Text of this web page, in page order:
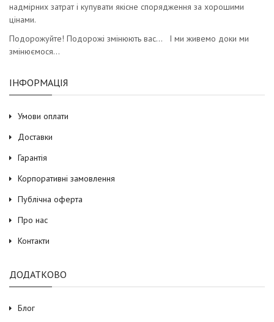
надмірних затрат і купувати якісне спорядження за хорошими
цінами.
Подорожуйте! Подорожі змінюють вас… І ми живемо доки ми
змінюємося…
ІНФОРМАЦІЯ
Умови оплати
Доставки
Гарантія
Корпоративні замовлення
Публічна оферта
Про нас
Контакти
ДОДАТКОВО
Блог